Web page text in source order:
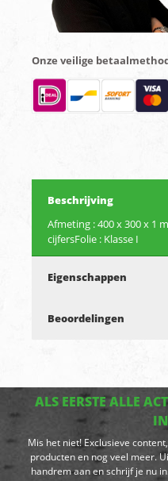
Onze veilige
Beschrijving
Afmeting : 400 x 300 x 1
cijfersFolie : Klasse I
Eigenschappen
Beoordelingen
ALS EERSTE ALLE
Mis het niet! Exclusieve
producten en nog veel meer.
handrem aan en schrijf je nu